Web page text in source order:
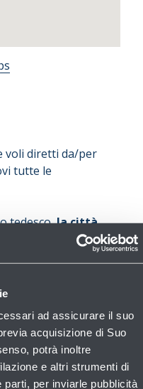
ad assicurare il suo
acquisizione di Suo
potrà inoltre
e altri strumenti di
per inviarle pubblicità
voli diretti da/per
tutte le
tedesco,la città
dell’Unesco, è uno
antico
sia andato
durante la seconda
è riuscita a
con le sue alte case